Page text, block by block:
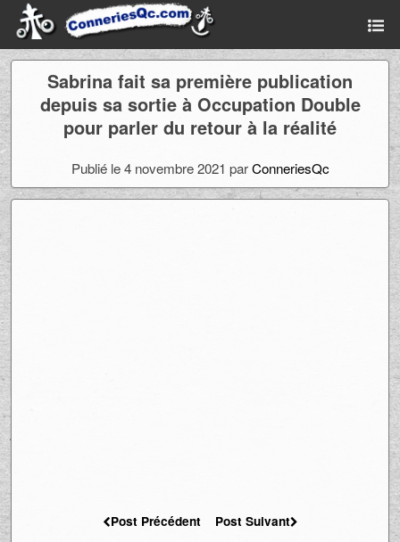
Sabrina fait sa première publication
depuis sa sortie à Occupation Double
pour parler du retour à la réalité
Publié le 4 novembre 2021 parConneriesQc
Post Précédent Post Suivant